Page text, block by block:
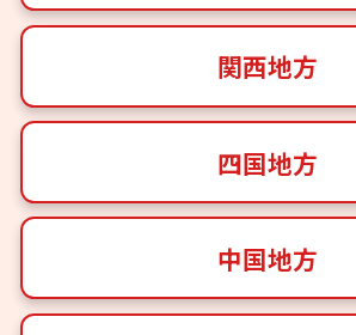
関西地方
四国地方
中国地方